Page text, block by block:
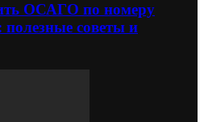
ОСАГО по номеру
полезные советы и